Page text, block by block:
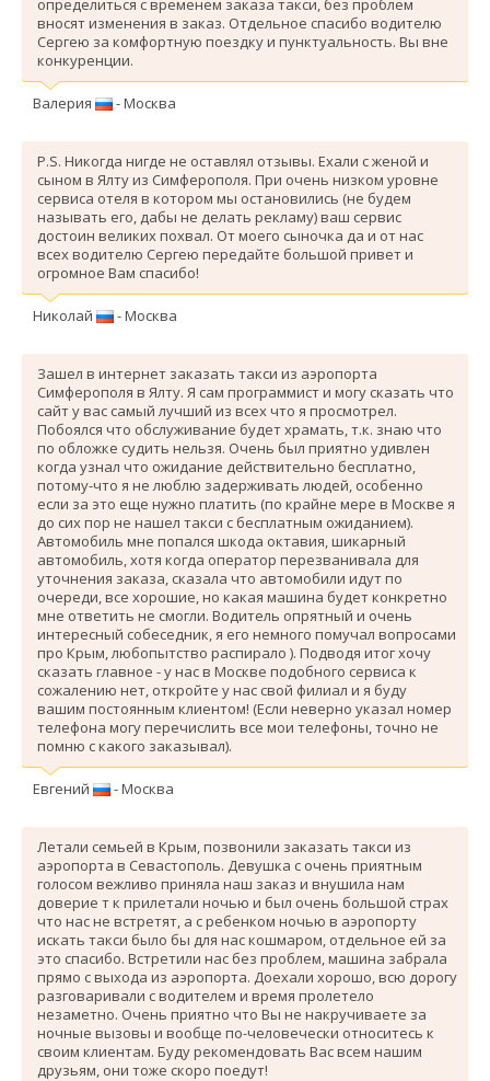
вносят изменения в заказ. Отдельное спасибо водителю
Сергею за комфортную поездку и пунктуальность. Вы вне
конкуренции.
Валерия - Москва
P.S. Никогда нигде не оставлял отзывы. Ехали с женой и
сыном в Ялту из Симферополя. При очень низком уровне
сервиса отеля в котором мы остановились (не будем
называть его, дабы не делать рекламу) ваш сервис
достоин великих похвал. От моего сыночка да и от нас
всех водителю Сергею передайте большой привет и
огромное Вам спасибо!
Николай - Москва
Зашел в интернет заказать такси из аэропорта
Симферополя в Ялту. Я сам программист и могу сказать что
сайт у вас самый лучший из всех что я просмотрел.
Побоялся что обслуживание будет храмать, т.к. знаю что
по обложке судить нельзя. Очень был приятно удивлен
когда узнал что ожидание действительно бесплатно,
потому-что я не люблю задерживать людей, особенно
если за это еще нужно платить (по крайне мере в Москве я
до сих пор не нашел такси с бесплатным ожиданием).
Автомобиль мне попался шкода октавия, шикарный
автомобиль, хотя когда оператор перезванивала для
уточнения заказа, сказала что автомобили идут по
очереди, все хорошие, но какая машина будет конкретно
мне ответить не смогли. Водитель опрятный и очень
интересный собеседник, я его немного помучал вопросами
про Крым, любопытство распирало ). Подводя итог хочу
сказать главное - у нас в Москве подобного сервиса к
сожалению нет, откройте у нас свой филиал и я буду
вашим постоянным клиентом! (Если неверно указал номер
телефона могу перечислить все мои телефоны, точно не
помню с какого заказывал).
Евгений - Москва
Летали семьей в Крым, позвонили заказать такси из
аэропорта в Севастополь. Девушка с очень приятным
голосом вежливо приняла наш заказ и внушила нам
доверие т к прилетали ночью и был очень большой страх
что нас не встретят, а с ребенком ночью в аэропорту
искать такси было бы для нас кошмаром, отдельное ей за
это спасибо. Вcтретили нас без проблем, машина забрала
прямо с выхода из аэропорта. Доехали хорошо, всю дорогу
разговаривали с водителем и время пролетело
незаметно. Очень приятно что Вы не накручиваете за
ночные вызовы и вообще по-человечески относитесь к
своим клиентам. Буду рекомендовать Вас всем нашим
друзьям, они тоже скоро поедут!